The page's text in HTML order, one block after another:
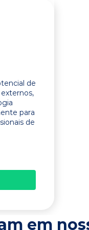
de
para
de
em